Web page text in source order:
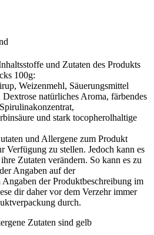
und Zutaten des Produkts
100g:
Weizenmehl, Säuerungsmittel
natürliches Aroma, färbendes
und stark tocopherolhaltige
und Allergene zum Produkt
Verfügung zu stellen. Jedoch kann es
Zutaten verändern. So kann es zu
Angaben auf der
der Produktbeschreibung im
dir daher vor dem Verzehr immer
durch.
Zutaten sind gelb